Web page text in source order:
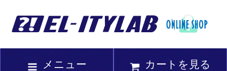
メニュー カートを見る